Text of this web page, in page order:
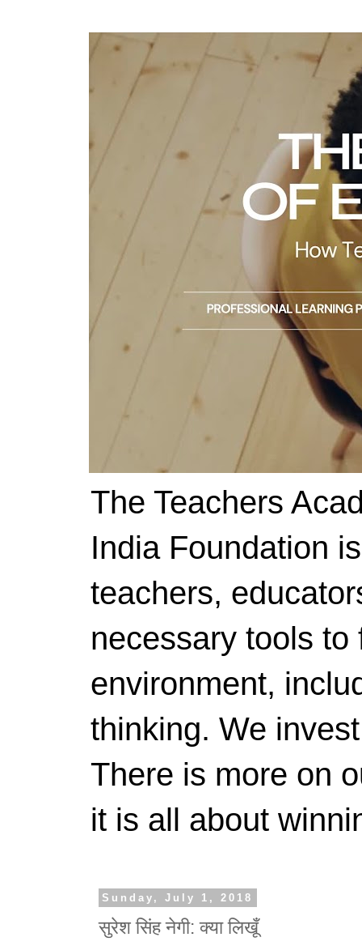
The Teachers
India Foundation
teachers,
necessary tools
environment,
thinking. We
There is more on
it is all about
Sunday, July 1, 2018
सुरेश सिंह नेगी: क्या लिखूँ